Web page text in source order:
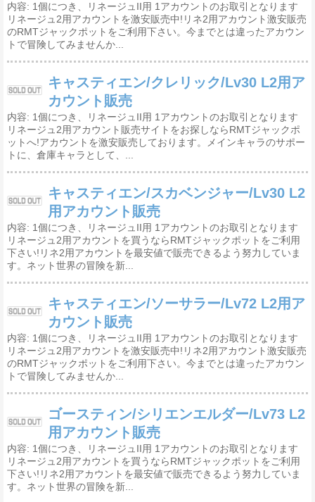
内容: 1個につき、リネージュII用 1アカウントのお取引となります
リネージュ2用アカウントを激安販売中!リネ2用アカウント激安販売
のRMTジャックポットをご利用下さい。今までとは違ったアカウン
トで冒険してみませんか...
キャスティエン/クレリック/Lv30 L2用ア
カウント販売
内容: 1個につき、リネージュII用 1アカウントのお取引となります
リネージュ2用アカウント販売サイトをお探しならRMTジャックポ
ットへ!アカウントを激安販売しております。メインキャラのサポー
トに、倉庫キャラとして、...
キャスティエン/スカベンジャー/Lv30 L2
用アカウント販売
内容: 1個につき、リネージュII用 1アカウントのお取引となります
リネージュ2用アカウントを買うならRMTジャックポットをご利用
下さい!リネ2用アカウントを最安値で販売できるよう努力していま
す。ネット世界の冒険を新...
キャスティエン/ソーサラー/Lv72 L2用ア
カウント販売
内容: 1個につき、リネージュII用 1アカウントのお取引となります
リネージュ2用アカウントを激安販売中!リネ2用アカウント激安販売
のRMTジャックポットをご利用下さい。今までとは違ったアカウン
トで冒険してみませんか...
ゴースティン/シリエンエルダー/Lv73 L2
用アカウント販売
内容: 1個につき、リネージュII用 1アカウントのお取引となります
リネージュ2用アカウントを買うならRMTジャックポットをご利用
下さい!リネ2用アカウントを最安値で販売できるよう努力していま
す。ネット世界の冒険を新...